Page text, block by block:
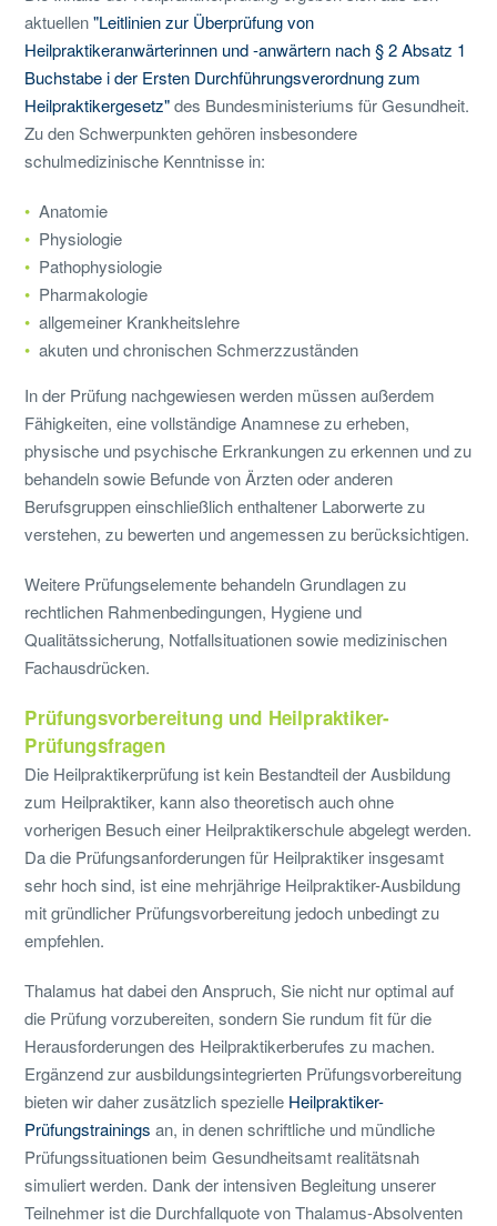
aktuellen"Leitlinien zur Überprüfung von
Heilpraktikeranwärterinnen und -anwärtern nach § 2 Absatz 1
Buchstabe i der Ersten Durchführungsverordnung zum
Heilpraktikergesetz"des Bundesministeriums für Gesundheit.
Zu den Schwerpunkten gehören insbesondere
schulmedizinische Kenntnisse in:
Anatomie
Physiologie
Pathophysiologie
Pharmakologie
allgemeiner Krankheitslehre
akuten und chronischen Schmerzzuständen
In der Prüfung nachgewiesen werden müssen außerdem
Fähigkeiten, eine vollständige Anamnese zu erheben,
physische und psychische Erkrankungen zu erkennen und zu
behandeln sowie Befunde von Ärzten oder anderen
Berufsgruppen einschließlich enthaltener Laborwerte zu
verstehen, zu bewerten und angemessen zu berücksichtigen.
Weitere Prüfungselemente behandeln Grundlagen zu
rechtlichen Rahmenbedingungen, Hygiene und
Qualitätssicherung, Notfallsituationen sowie medizinischen
Fachausdrücken.
Prüfungsvorbereitung und Heilpraktiker-
Prüfungsfragen
Die Heilpraktikerprüfung ist kein Bestandteil der Ausbildung
zum Heilpraktiker, kann also theoretisch auch ohne
vorherigen Besuch einer Heilpraktikerschule abgelegt werden.
Da die Prüfungsanforderungen für Heilpraktiker insgesamt
sehr hoch sind, ist eine mehrjährige Heilpraktiker-Ausbildung
mit gründlicher Prüfungsvorbereitung jedoch unbedingt zu
empfehlen.
Thalamus hat dabei den Anspruch, Sie nicht nur optimal auf
die Prüfung vorzubereiten, sondern Sie rundum fit für die
Herausforderungen des Heilpraktikerberufes zu machen.
Ergänzend zur ausbildungsintegrierten Prüfungsvorbereitung
bieten wir daher zusätzlich spezielle Heilpraktiker-
Prüfungstrainings an, in denen schriftliche und mündliche
Prüfungssituationen beim Gesundheitsamt realitätsnah
simuliert werden. Dank der intensiven Begleitung unserer
Teilnehmer ist die Durchfallquote von Thalamus-Absolventen